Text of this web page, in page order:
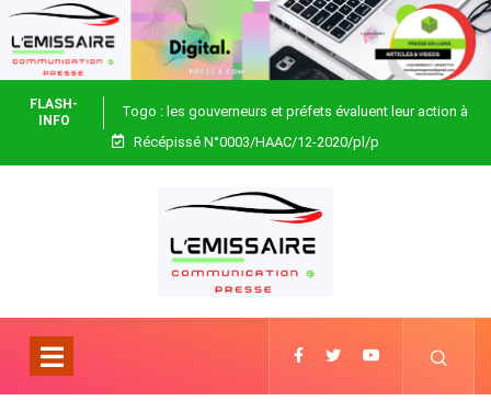
FLASH-
INFO
Togo : les gouverneurs et préfets évaluent leur action à
Blitta
Récépissé N°0003/HAAC/12-2020/pl/p